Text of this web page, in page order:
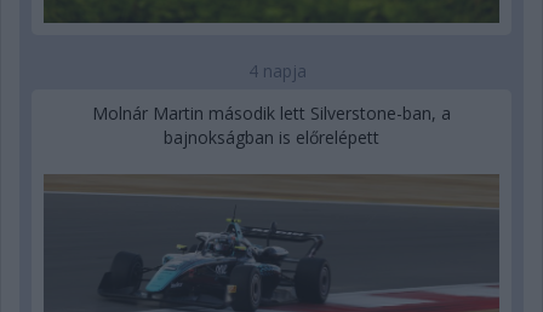
4 napja
Molnár Martin második lett Silverstone-ban, a
bajnokságban is előrelépett